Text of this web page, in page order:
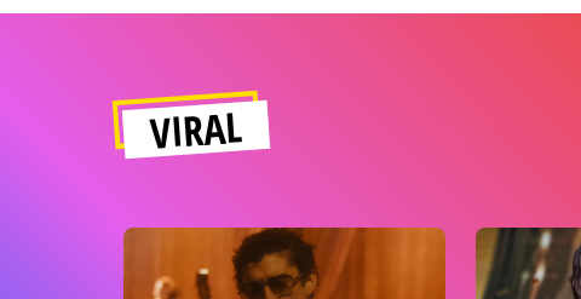
VIRAL